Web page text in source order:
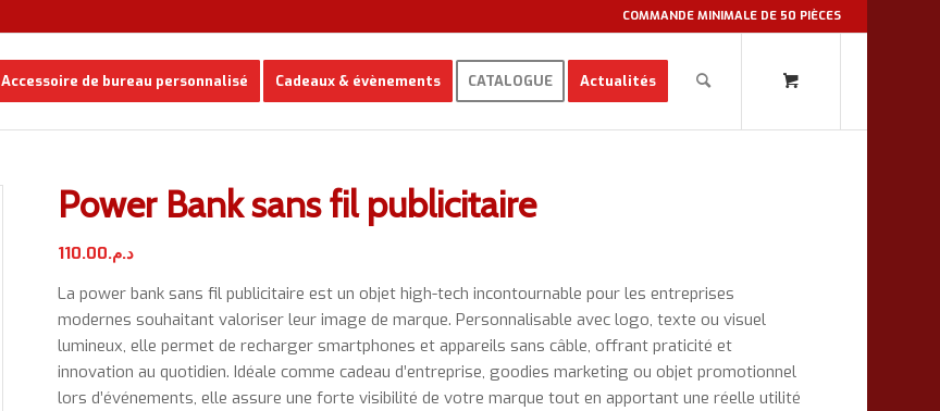
COMMANDE MINIMALE DE 50 PIÈCES
Accessoire de bureau personnalisé Cadeaux & évènements CATALOGUE Actualités
Power Bank sans fil publicitaire
د.م.110.00
La power bank sans fil publicitaire est un objet high-tech incontournable pour les entreprises
modernes souhaitant valoriser leur image de marque. Personnalisable avec logo, texte ou visuel
lumineux, elle permet de recharger smartphones et appareils sans câble, offrant praticité et
innovation au quotidien. Idéale comme cadeau d’entreprise, goodies marketing ou objet promotionnel
lors d’événements, elle assure une forte visibilité de votre marque tout en apportant une réelle utilité